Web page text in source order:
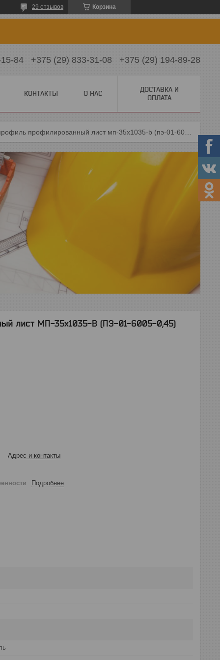
Корзина
29 отзывов
84 +375 (29) 833-31-08 +375 (29) 194-89-28
КОНТАКТЫ О НАС
ДОСТАВКА И
ОПЛАТА
лист МП-35x1035-B (ПЭ-01-6005-0,45)
Адрес и контакты
Подробнее